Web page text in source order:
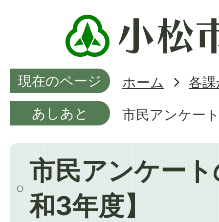
現在のページ ホーム
各
あしあと
市民アンケー
市民アンケー
和3年度】